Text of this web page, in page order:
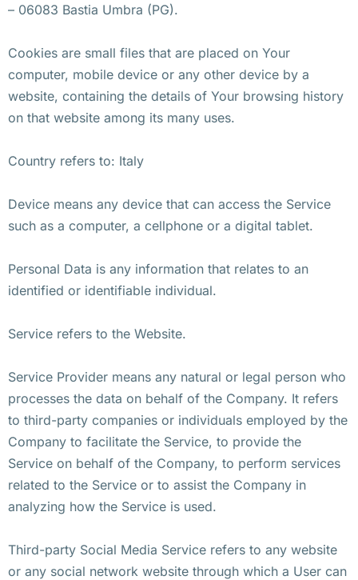
– 06083 Bastia Umbra (PG).
Cookies are small files that are placed on Your
computer, mobile device or any other device by a
website, containing the details of Your browsing history
on that website among its many uses.
Country refers to: Italy
Device means any device that can access the Service
such as a computer, a cellphone or a digital tablet.
Personal Data is any information that relates to an
identified or identifiable individual.
Service refers to the Website.
Service Provider means any natural or legal person who
processes the data on behalf of the Company. It refers
to third-party companies or individuals employed by the
Company to facilitate the Service, to provide the
Service on behalf of the Company, to perform services
related to the Service or to assist the Company in
analyzing how the Service is used.
Third-party Social Media Service refers to any website
or any social network website through which a User can